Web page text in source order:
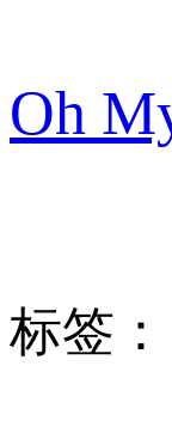
内
容
Oh
标签：